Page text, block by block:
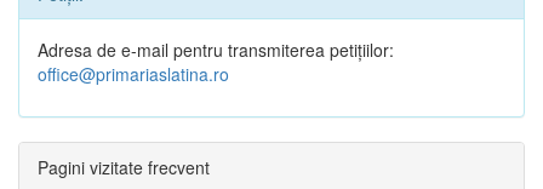
Adresa de e-mail pentru transmiterea petițiilor:
office@primariaslatina.ro
Pagini vizitate frecvent